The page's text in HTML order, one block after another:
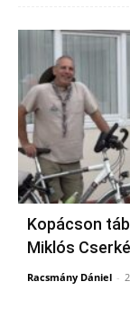
Kopácson
Miklós
Racsmány Dániel -